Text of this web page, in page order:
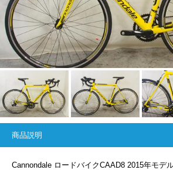
商品説明
Cannondale ロードバイクCAAD8 2015年モデ